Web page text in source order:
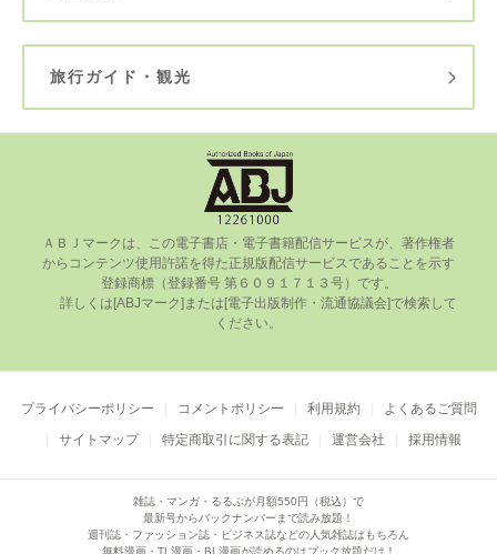
旅行ガイド・観光
ＡＢＪマークは、この電⼦書店・電⼦書籍配信サービスが、著作権者
からコンテンツ使⽤許諾を得た正規版配信サービスであることを⽰す
登録商標（登録番号 第６０９１７１３号）です。
ください。
プライバシーポリシー コメントポリシー 利用規約
よくあるご質問
サイトマップ
特定商取引に関する表記 運営会社 採用情報
雑誌・マンガ・るるぶが月額550円（税込）で
最新号からバックナンバーまで読み放題！
週刊誌・ファッション誌・ビジネス誌などの人気雑誌はもちろん
無料漫画・TL漫画・BL漫画が読めるのはブック放題だけ！